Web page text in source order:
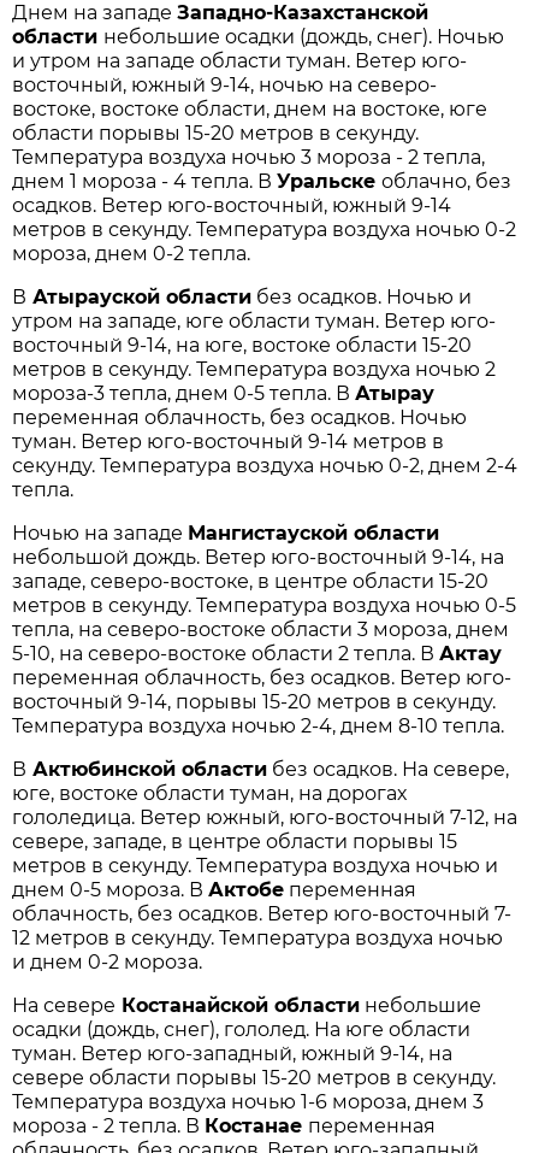
Днем на западеЗападно-Казахстанской
области небольшие осадки (дождь, снег). Ночью
и утром на западе области туман. Ветер юго-
восточный, южный 9-14, ночью на северо-
востоке, востоке области, днем на востоке, юге
области порывы 15-20 метров в секунду.
Температура воздуха ночью 3 мороза - 2 тепла,
днем 1 мороза - 4 тепла. ВУральскеоблачно, без
осадков. Ветер юго-восточный, южный 9-14
метров в секунду. Температура воздуха ночью 0-2
мороза, днем 0-2 тепла.
В Атырауской области без осадков. Ночью и
утром на западе, юге области туман. Ветер юго-
восточный 9-14, на юге, востоке области 15-20
метров в секунду. Температура воздуха ночью 2
мороза-3 тепла, днем 0-5 тепла. ВАтырау
переменная облачность, без осадков. Ночью
туман. Ветер юго-восточный 9-14 метров в
секунду. Температура воздуха ночью 0-2, днем 2-4
тепла.
Ночью на западе Мангистауской области
небольшой дождь. Ветер юго-восточный 9-14, на
западе, северо-востоке, в центре области 15-20
метров в секунду. Температура воздуха ночью 0-5
тепла, на северо-востоке области 3 мороза, днем
5-10, на северо-востоке области 2 тепла. ВАктау
переменная облачность, без осадков. Ветер юго-
восточный 9-14, порывы 15-20 метров в секунду.
Температура воздуха ночью 2-4, днем 8-10 тепла.
В Актюбинской области без осадков. На севере,
юге, востоке области туман, на дорогах
гололедица. Ветер южный, юго-восточный 7-12, на
севере, западе, в центре области порывы 15
метров в секунду. Температура воздуха ночью и
днем 0-5 мороза. ВАктобе переменная
облачность, без осадков. Ветер юго-восточный 7-
12 метров в секунду. Температура воздуха ночью
и днем 0-2 мороза.
На севере Костанайской области небольшие
осадки (дождь, снег), гололед. На юге области
туман. Ветер юго-западный, южный 9-14, на
севере области порывы 15-20 метров в секунду.
Температура воздуха ночью 1-6 мороза, днем 3
мороза - 2 тепла. В Костанае переменная